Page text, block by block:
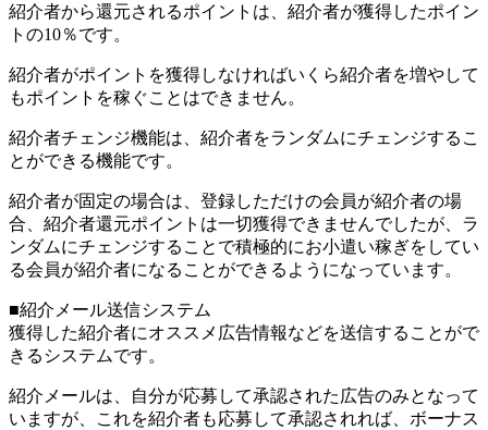
紹介者から還元されるポイントは、紹介者が獲得したポイン
トの10％です。
紹介者がポイントを獲得しなければいくら紹介者を増やして
もポイントを稼ぐことはできません。
紹介者チェンジ機能は、紹介者をランダムにチェンジするこ
とができる機能です。
紹介者が固定の場合は、登録しただけの会員が紹介者の場
合、紹介者還元ポイントは一切獲得できませんでしたが、ラ
ンダムにチェンジすることで積極的にお小遣い稼ぎをしてい
る会員が紹介者になることができるようになっています。
■紹介メール送信システム
獲得した紹介者にオススメ広告情報などを送信することがで
きるシステムです。
紹介メールは、自分が応募して承認された広告のみとなって
いますが、これを紹介者も応募して承認されれば、ボーナス